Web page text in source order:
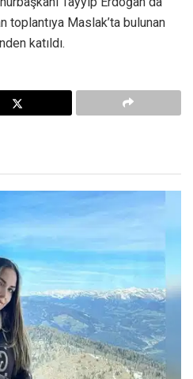
toplantıya Maslak’ta bulunan
katıldı.